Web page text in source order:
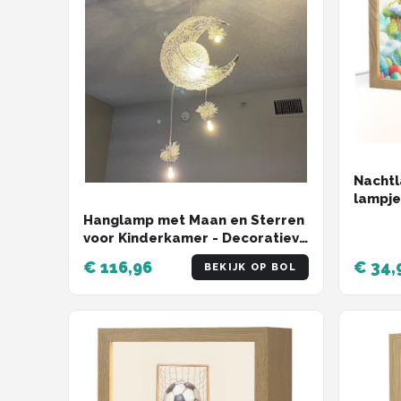
Hanglamp met Maan en Sterren
voor Kinderkamer - Decoratieve
LED Plafondlamp
€ 116,96 BEKIJK OP BOL €